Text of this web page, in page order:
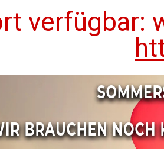
verfügbar: